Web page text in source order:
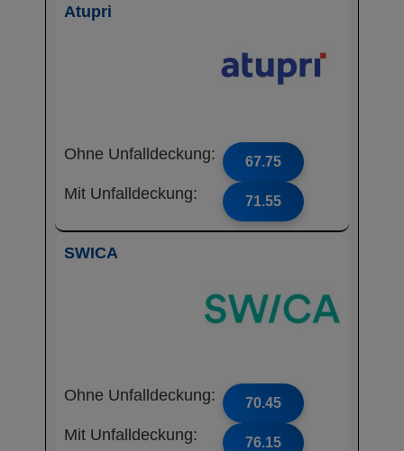
Atupri
Ohne Unfalldeckung: 67.75
Mit Unfalldeckung: 71.55
SWICA
Ohne Unfalldeckung: 70.45
Mit Unfalldeckung: 76.15